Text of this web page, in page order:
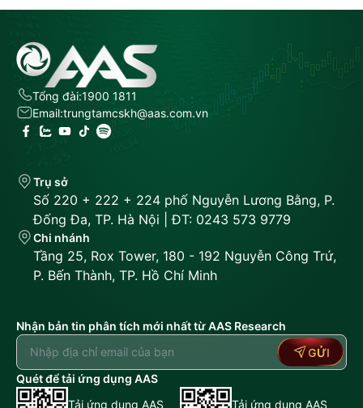
Tổng đài:1900 1811
Email:trungtamcskh@aas.com.vn
Trụ sở
Số 220 + 222 + 224 phố Nguyễn Lương Bằng, P.
Đống Đa, TP. Hà Nội | ĐT: 0243 573 9779
Chi nhánh
Tầng 25, Rox Tower, 180 - 192 Nguyễn Công Trứ,
P. Bến Thành, TP. Hồ Chí Minh
Nhận bản tin phân tích mới nhất từ AAS Research
GỬI
Quét để tải ứng dụng AAS
Tải ứng dụng AAS
Tải ứng dụng AAS